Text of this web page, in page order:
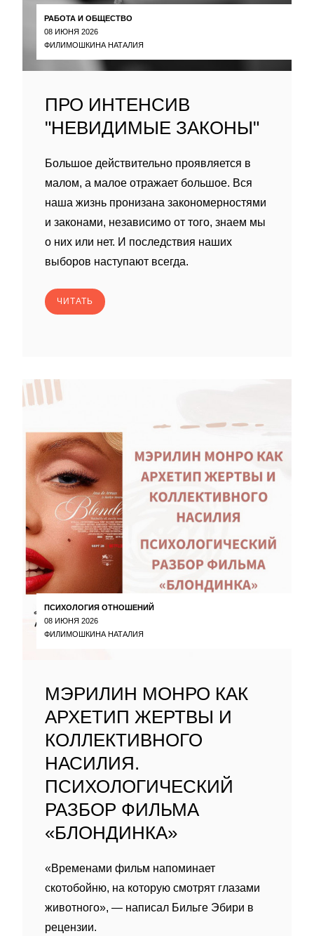
РАБОТА И ОБЩЕСТВО
08 ИЮНЯ 2026
ФИЛИМОШКИНА НАТАЛИЯ
ПРО ИНТЕНСИВ
"НЕВИДИМЫЕ ЗАКОНЫ"
Большое действительно проявляется в
малом, а малое отражает большое. Вся
наша жизнь пронизана закономерностями
и законами, независимо от того, знаем мы
о них или нет. И последствия наших
выборов наступают всегда.
ЧИТАТЬ
ПСИХОЛОГИЯ ОТНОШЕНИЙ
08 ИЮНЯ 2026
ФИЛИМОШКИНА НАТАЛИЯ
МЭРИЛИН МОНРО КАК
АРХЕТИП ЖЕРТВЫ И
КОЛЛЕКТИВНОГО
НАСИЛИЯ.
ПСИХОЛОГИЧЕСКИЙ
РАЗБОР ФИЛЬМА
«БЛОНДИНКА»
«Временами фильм напоминает
скотобойню, на которую смотрят глазами
животного», — написал Бильге Эбири в
рецензии.